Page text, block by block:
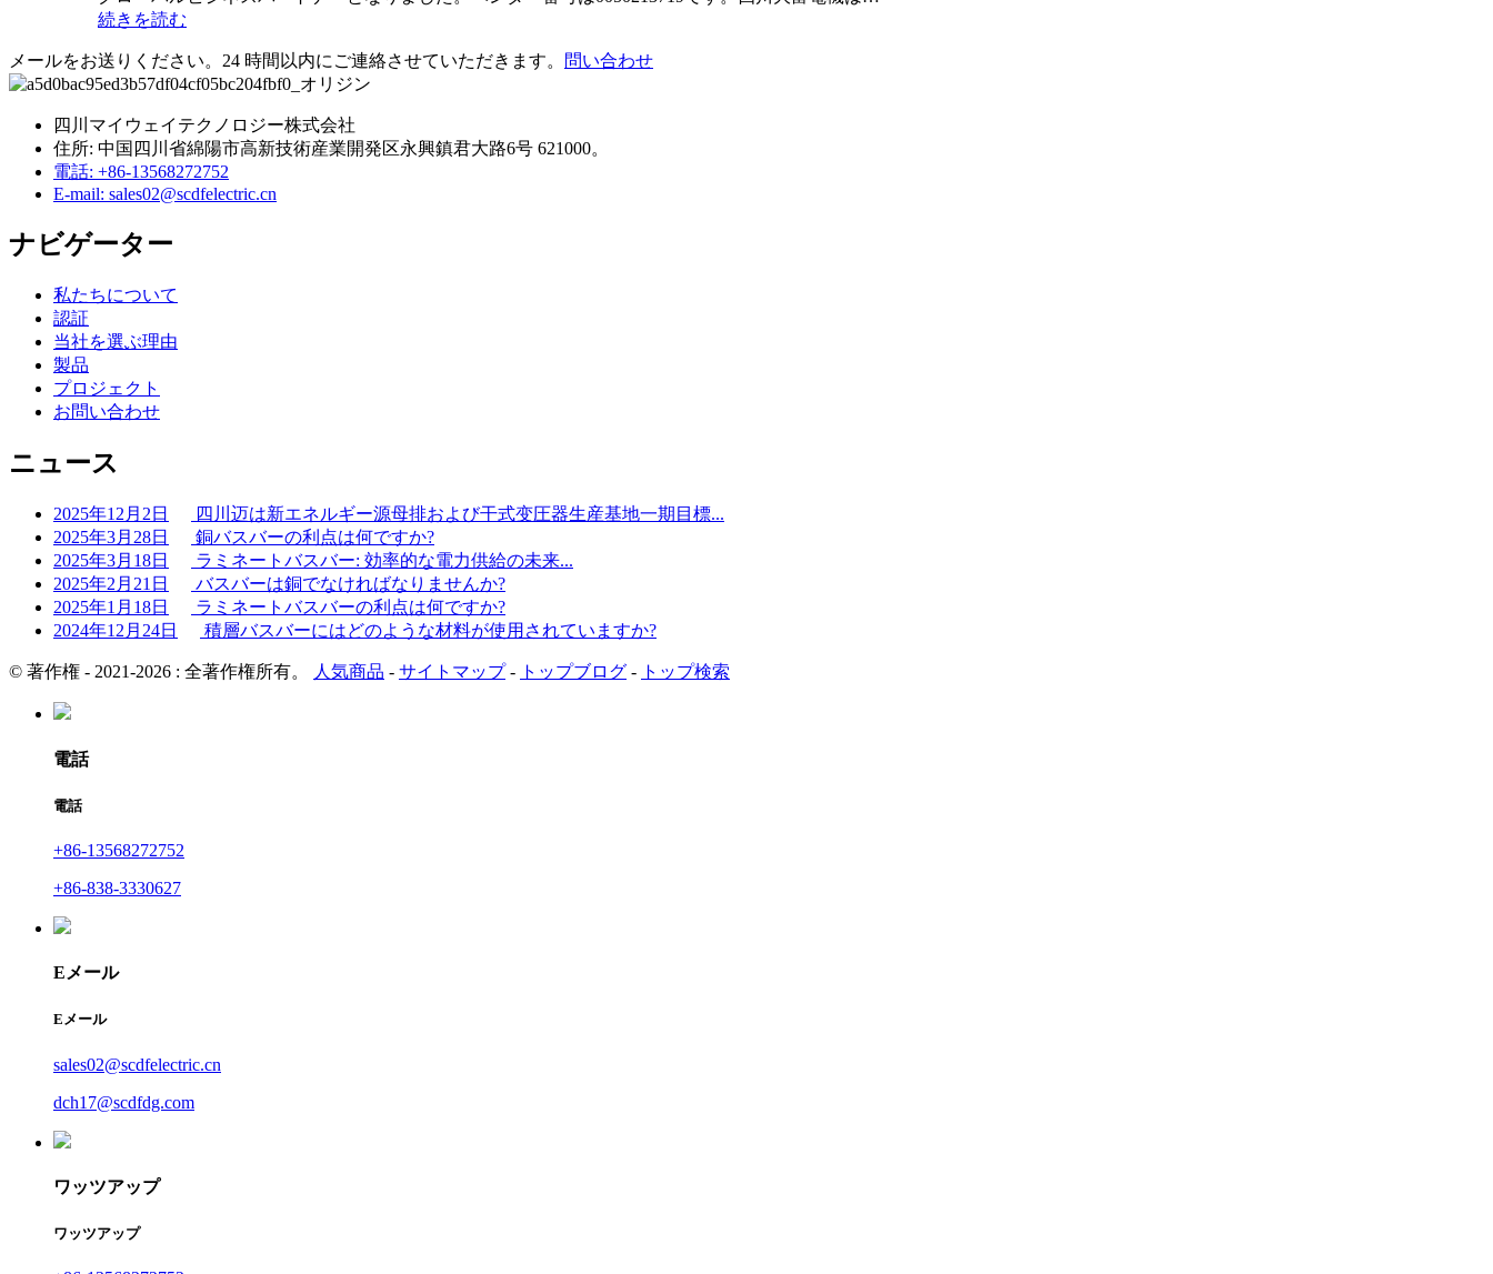
続きを読む
メールをお送りください。24 時間以内にご連絡させていただきます。 問い合わせ
四川マイウェイテクノロジー株式会社
住所: 中国四川省綿陽市高新技術産業開発区永興鎮君大路6号 621000。
電話: +86-13568272752
E-mail: sales02@scdfelectric.cn
ナビゲーター
私たちについて
認証
当社を選ぶ理由
製品
プロジェクト
お問い合わせ
ニュース
2025年12月2日
四川迈は新エネルギー源母排および干式变圧器生産基地一期目標...
2025年3月28日
銅バスバーの利点は何ですか?
2025年3月18日
ラミネートバスバー: 効率的な電力供給の未来...
2025年2月21日
バスバーは銅でなければなりませんか?
2025年1月18日
ラミネートバスバーの利点は何ですか?
2024年12月24日
積層バスバーにはどのような材料が使用されていますか?
© 著作権 - 2021-2026 : 全著作権所有。 人気商品 - サイトマップ- トップブログ - トップ検索
電話
電話
+86-13568272752
+86-838-3330627
Eメール
Eメール
sales02@scdfelectric.cn
dch17@scdfdg.com
ワッツアップ
ワッツアップ